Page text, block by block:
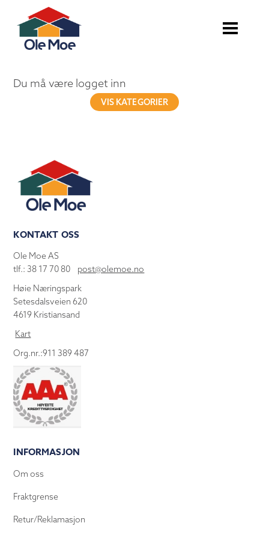
Du må være logget inn
VIS KATEGORIER
KONTAKT OSS
Ole Moe AS
tlf.: 38 17 70 80 post@olemoe.no
Høie Næringspark
Setesdalsveien 620
4619 Kristiansand
Kart
Org.nr.:911 389 487
INFORMASJON
Om oss
Fraktgrense
Retur/Reklamasjon